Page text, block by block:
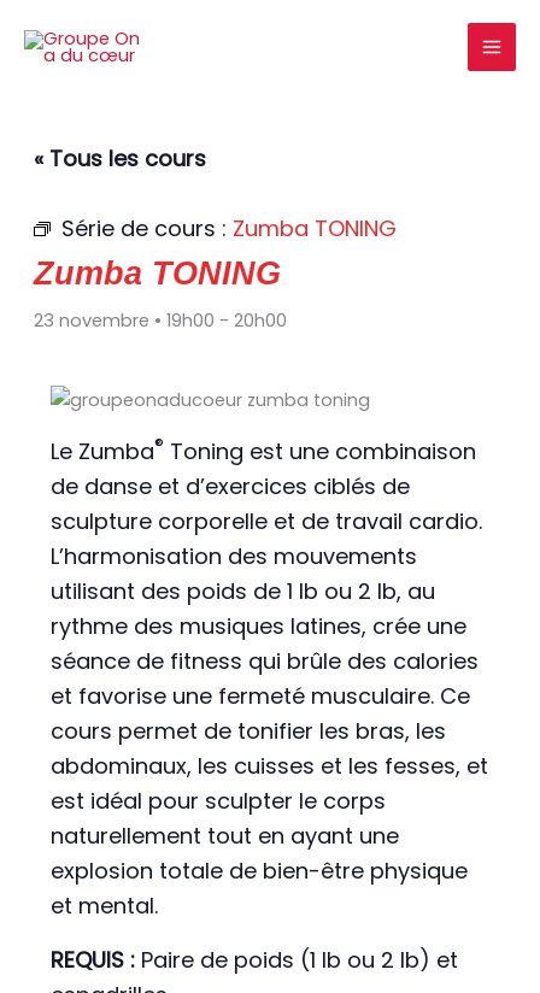
« Tous les cours
Série de cours : Zumba TONING
Zumba TONING
23 novembre • 19h00 - 20h00
Le Zumba® Toning est une combinaison
de danse et d’exercices ciblés de
sculpture corporelle et de travail cardio.
L’harmonisation des mouvements
utilisant des poids de 1 lb ou 2 lb, au
rythme des musiques latines, crée une
séance de fitness qui brûle des calories
et favorise une fermeté musculaire. Ce
cours permet de tonifier les bras, les
abdominaux, les cuisses et les fesses, et
est idéal pour sculpter le corps
naturellement tout en ayant une
explosion totale de bien-être physique
et mental.
REQUIS : Paire de poids (1 lb ou 2 lb) et